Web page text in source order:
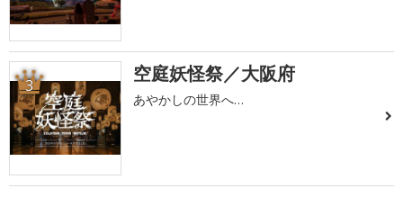
3 空庭妖怪祭／大阪府
あやかしの世界へ…